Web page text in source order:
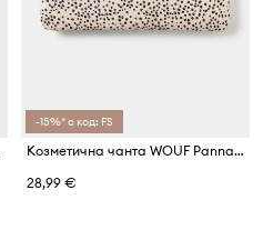
-15%* с код: FS
Козметична чанта WOUF Panna 21 x 14 cm
28,99 €